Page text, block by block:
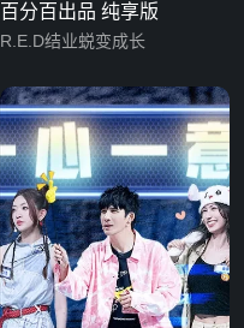
百分百出品 纯享版
R.E.D结业蜕变成长